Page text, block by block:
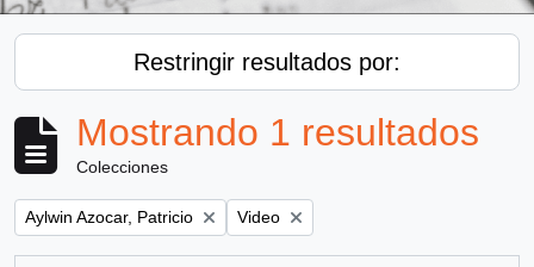
Restringir resultados por:
Mostrando 1 resultados
Colecciones
Remove filter:
Aylwin Azocar, Patricio Remove filter:
Video